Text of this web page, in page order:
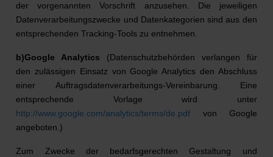
der vorgenannten Vorschrift anzusehen. Die jeweiligen
Datenverarbeitungszwecke und Datenkategorien sind aus den
entsprechenden Tracking-Tools zu entnehmen.
b)Google Analytics (Datenschutzbehörden verlangen für
den zulässigen Einsatz von Google Analytics den Abschluss
einer Auftragsdatenverarbeitungs-Vereinbarung. Eine
entsprechende Vorlage wird unter
http://www.google.com/analytics/terms/de.pdf von Google
angeboten.)
Zum Zwecke der bedarfsgerechten Gestaltung und